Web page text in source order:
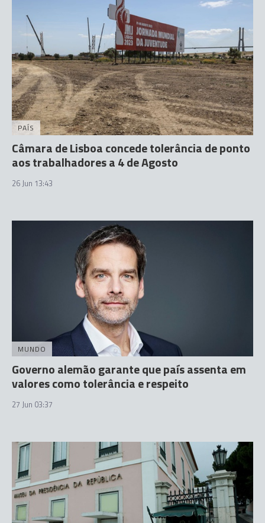
PAÍS
Câmara de Lisboa concede tolerância de ponto
aos trabalhadores a 4 de Agosto
26 Jun 13:43
MUNDO
Governo alemão garante que país assenta em
valores como tolerância e respeito
27 Jun 03:37